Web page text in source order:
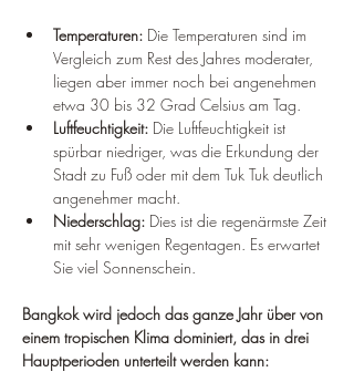
Temperaturen: Die Temperaturen sind im
Vergleich zum Rest des Jahres moderater,
liegen aber immer noch bei angenehmen
etwa 30 bis 32 Grad Celsius am Tag.
Luftfeuchtigkeit: Die Luftfeuchtigkeit ist
spürbar niedriger, was die Erkundung der
Stadt zu Fuß oder mit dem Tuk Tuk deutlich
angenehmer macht.
Niederschlag: Dies ist die regenärmste Zeit
mit sehr wenigen Regentagen. Es erwartet
Sie viel Sonnenschein.
Bangkok wird jedoch das ganze Jahr über von
einem tropischen Klima dominiert, das in drei
Hauptperioden unterteilt werden kann: